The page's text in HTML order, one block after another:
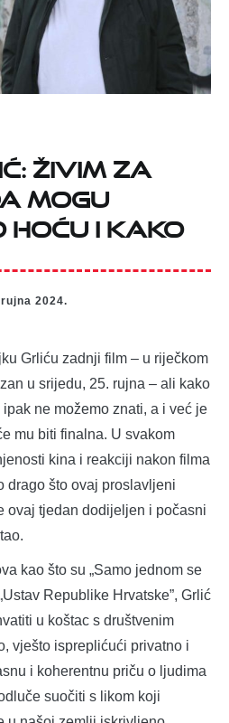
Živim za
mogu
i kako
2024.
Grliću zadnji film – u riječkom
u srijedu, 25. rujna – ali kako
ne možemo znati, a i već je
mu biti finalna. U svakom
kina i reakciji nakon filma
drago što ovaj proslavljeni
ovaj tjedan dodijeljen i počasni
kao što su „Samo jednom se
Republike Hrvatske”, Grlić
u koštac s društvenim
vješto ispreplićući privatno i
i koherentnu priču o ljudima
suočiti s likom koji